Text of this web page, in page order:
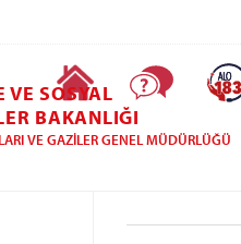
Ana Sayfa Sıkça
VE SOSYAL
BAKANLIĞI
VE GAZILER GENEL MÜDÜRLÜĞÜ